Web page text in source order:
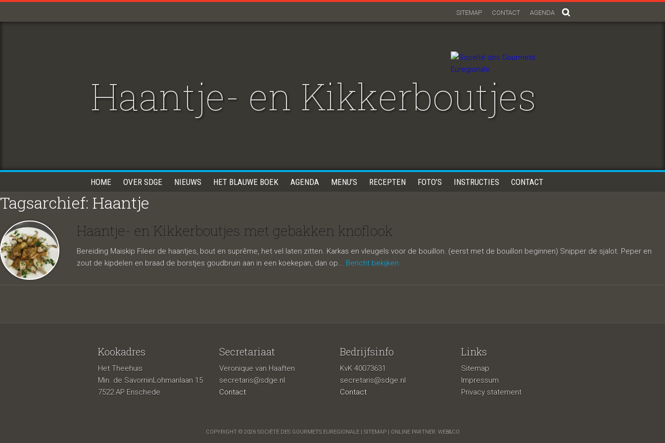
AGENDA
CONTACT
SITEMAP
Haantje- en Kikkerboutjes
met gebakken knoflook
HOME OVER SDGE NIEUWS HET BLAUWE BOEK AGENDA MENU’S RECEPTEN FOTO’S INSTRUCTIES CONTACT
Tagsarchief: Haantje
Haantje- en Kikkerboutjes met gebakken knoflook
Bereiding Maiskip Fileer de haantjes, bout en suprême, het vel laten zitten. Karkas en vleugels voor de bouillon. (eerst met de bouillon beginnen) Snipper de sjalot. Peper en
zout de kipdelen en braad de borstjes goudbruin aan in een koekepan, dan op... Bericht bekijken
Kookadres
Het Theehuis
Min. de SavorninLohmanlaan 15
7522 AP Enschede
Secretariaat
Veronique van Haaften
secretaris@sdge.nl
Contact
Bedrijfsinfo
KvK 40073631
secretaris@sdge.nl
Contact
Links
Sitemap
Impressum
Privacy statement
COPYRIGHT © 2026 SOCIÉTÉ DES GOURMETS EUREGIONALE | SITEMAP| ONLINE PARTNER: WEB&CO